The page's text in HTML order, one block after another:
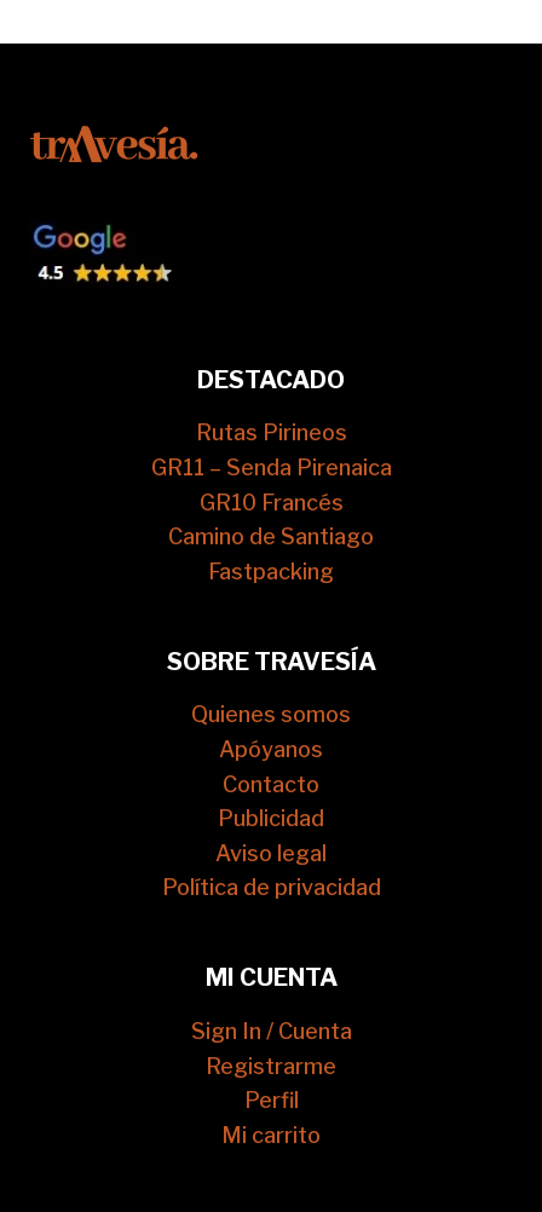
DESTACADO
Rutas Pirineos
GR11 – Senda Pirenaica
GR10 Francés
Camino de Santiago
Fastpacking
SOBRE TRAVESÍA
Quienes somos
Apóyanos
Contacto
Publicidad
Aviso legal
Política de privacidad
MI CUENTA
Sign In / Cuenta
Registrarme
Perfil
Mi carrito